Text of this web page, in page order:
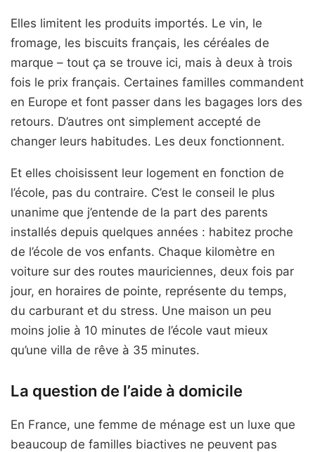
Elles limitent les produits importés. Le vin, le
fromage, les biscuits français, les céréales de
marque – tout ça se trouve ici, mais à deux à trois
fois le prix français. Certaines familles commandent
en Europe et font passer dans les bagages lors des
retours. D’autres ont simplement accepté de
changer leurs habitudes. Les deux fonctionnent.
Et elles choisissent leur logement en fonction de
l’école, pas du contraire. C’est le conseil le plus
unanime que j’entende de la part des parents
installés depuis quelques années : habitez proche
de l’école de vos enfants. Chaque kilomètre en
voiture sur des routes mauriciennes, deux fois par
jour, en horaires de pointe, représente du temps,
du carburant et du stress. Une maison un peu
moins jolie à 10 minutes de l’école vaut mieux
qu’une villa de rêve à 35 minutes.
La question de l’aide à domicile
En France, une femme de ménage est un luxe que
beaucoup de familles biactives ne peuvent pas